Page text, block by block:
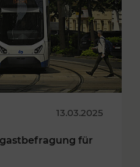
13.03.2025
für